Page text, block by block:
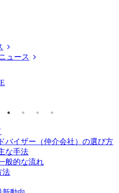
ュース
バイザー（仲介会社）の選び方
な手法
般的な流れ
法